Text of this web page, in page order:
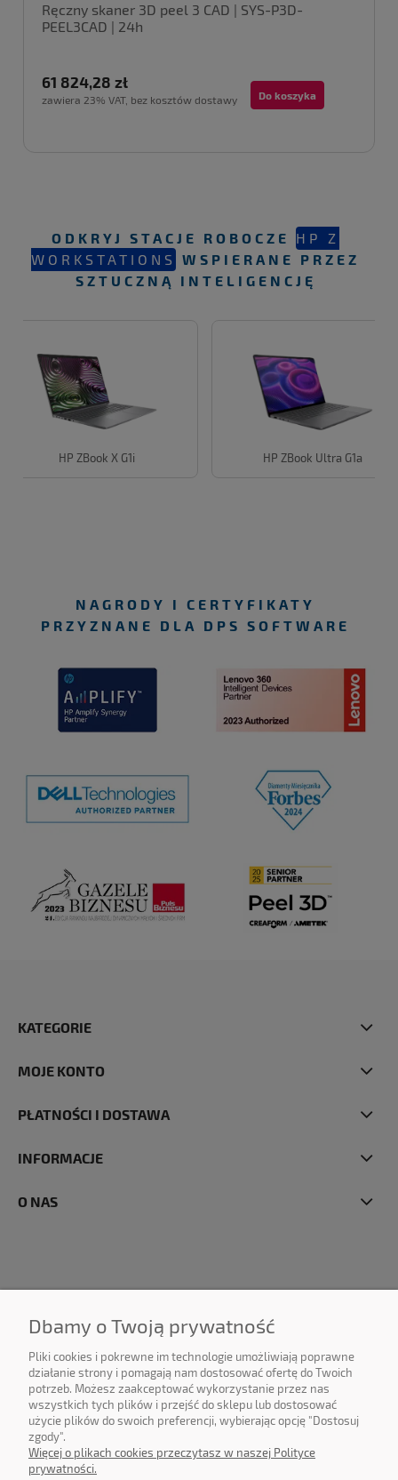
Ręczny skaner 3D peel 3 CAD | SYS-P3D-
PEEL3CAD | 24h
61 824,28 zł
zawiera 23% VAT, bez kosztów dostawy Do koszyka
ODKRYJ STACJE ROBOCZE HP Z
WORKSTATIONS
WSPIERANE PRZEZ
SZTUCZNĄ INTELIGENCJĘ
HP ZBook X G1i HP ZBook Ultra G1a
NAGRODY I CERTYFIKATY
PRZYZNANE DLA DPS SOFTWARE
KATEGORIE
MOJE KONTO
PŁATNOŚCI I DOSTAWA
INFORMACJE
O NAS
©2025 DPS Software Sp. z o.o. Wszelkie prawa zastrzeżone. All
rights reserved.
Dbamy o Twoją prywatność
Pliki cookies i pokrewne im technologie umożliwiają poprawne
działanie strony i pomagają nam dostosować ofertę do Twoich
potrzeb. Możesz zaakceptować wykorzystanie przez nas
wszystkich tych plików i przejść do sklepu lub dostosować
użycie plików do swoich preferencji, wybierając opcję "Dostosuj
zgody".
Więcej o plikach cookies przeczytasz w naszej Polityce
prywatności.